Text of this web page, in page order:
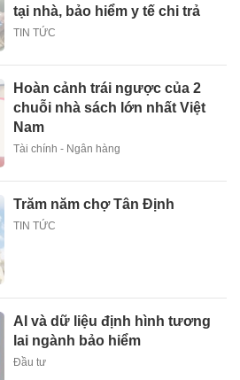
tại nhà, bảo hiểm y tế chi trả
TIN TỨC
Hoàn cảnh trái ngược của 2
chuỗi nhà sách lớn nhất Việt
Nam
Tài chính - Ngân hàng
Trăm năm chợ Tân Định
TIN TỨC
AI và dữ liệu định hình tương
lai ngành bảo hiểm
Đầu tư